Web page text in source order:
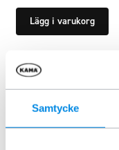
Samtycke
Lägg i varukorg